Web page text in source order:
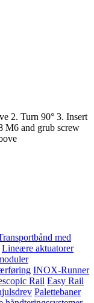
2. Turn 90° 3. Insert
M6 and grub screw
med
Lineære aktuatorer
INOX-Runner
Rail Easy Rail
Palettebaner